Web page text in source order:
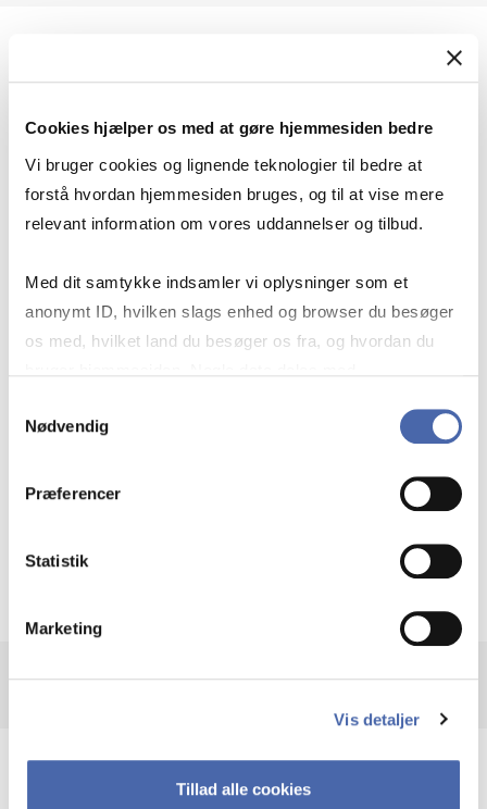
Cookies hjælper os med at gøre hjemmesiden bedre
Vi bruger cookies og lignende teknologier til bedre at
forstå hvordan hjemmesiden bruges, og til at vise mere
relevant information om vores uddannelser og tilbud.
Med dit samtykke indsamler vi oplysninger som et
anonymt ID, hvilken slags enhed og browser du besøger
os med, hvilket land du besøger os fra, og hvordan du
markedsføring. Du bestemmer selv - og kan altid trække
Nødvendig
Præferencer
Statistik
Marketing
Vis detaljer
Tillad alle cookies
Geopolitik og businesssikkerhed
navigerer man som virksomhed?
Krigen i Ukraine